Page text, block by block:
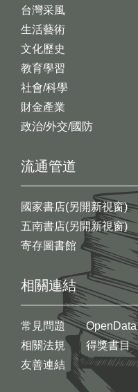
台灣采風
生活藝術
文化歷史
教育學習
社會/科學
財金產業
政治/外交/國防
流通管道
國家書店(另開新視窗)
五南書店(另開新視窗)
寄存圖書館
相關連結
常見問題
相關法規
友善連結
OpenData
得獎書目